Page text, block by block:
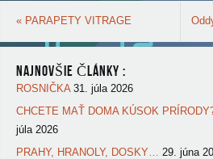
«PARAPETY VITRAGE
NAJNOVŠIE ČLÁNKY :
ROSNIČKA 31. júla 2026
CHCETE MAŤ DOMA KÚSOK
júla 2026
PRAHY, HRANOLY, DOSKY…
29. júna